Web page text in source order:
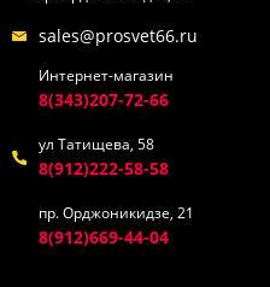
sales@prosvet66.ru
Интернет-магазин
8(343)207-72-66
ул Татищева, 58
8(912)222-58-58
пр. Орджоникидзе, 21
8(912)669-44-04